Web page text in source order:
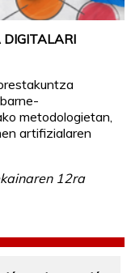
metodologietan,
artifizialaren
12ra